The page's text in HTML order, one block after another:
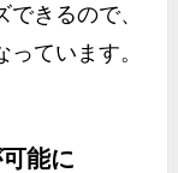
きるので、
ています。
能に